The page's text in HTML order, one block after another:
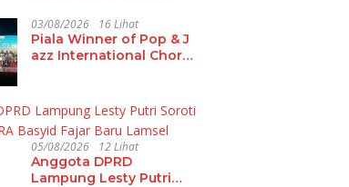
03/08/2026 16 Lihat
Piala Winner of Pop & J
azz International Choral
05/08/2026 12 Lihat
Anggota DPRD
Lampung Lesty Putri